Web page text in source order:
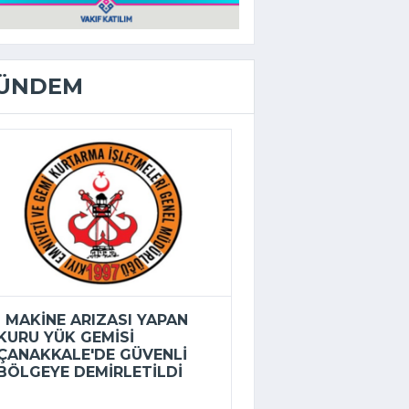
ARIZASI YAPAN
YÜK GEMISI
GÜVENLI
DEMIRLETILDI